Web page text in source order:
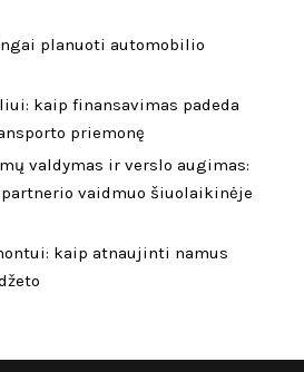
planuoti automobilio
kaip finansavimas padeda
priemonę
valdymas ir verslo augimas:
partnerio vaidmuo šiuolaikinėje
kaip atnaujinti namus